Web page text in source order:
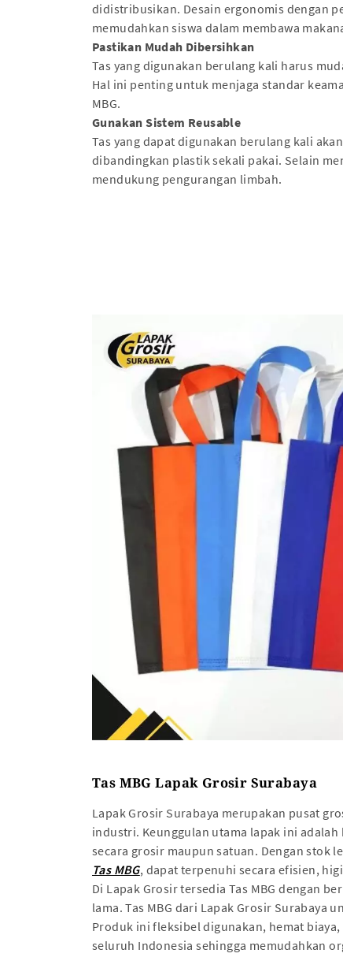
didistribusikan. Desain ergonomis dengan
memudahkan siswa dalam membawa
Pastikan Mudah Dibersihkan
Tas yang digunakan berulang kali harus
Hal ini penting untuk menjaga standar
MBG.
Gunakan Sistem Reusable
Tas yang dapat digunakan berulang kali
dibandingkan plastik sekali pakai. Selain
mendukung pengurangan limbah.
Tas MBG Lapak Grosir Surabaya
Lapak Grosir Surabaya merupakan pusat
industri. Keunggulan utama lapak ini
secara grosir maupun satuan. Dengan stok
Tas MBG, dapat terpenuhi secara efisien,
Di Lapak Grosir tersedia Tas MBG dengan
lama. Tas MBG dari Lapak Grosir Surabaya
Produk ini fleksibel digunakan, hemat
seluruh Indonesia sehingga memudahkan